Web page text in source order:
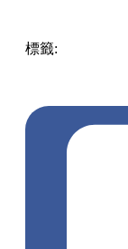
標籤: